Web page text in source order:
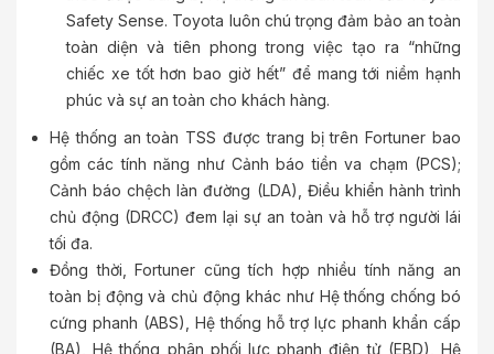
Safety Sense. Toyota luôn chú trọng đảm bảo an toàn
toàn diện và tiên phong trong việc tạo ra “những
chiếc xe tốt hơn bao giờ hết” để mang tới niềm hạnh
phúc và sự an toàn cho khách hàng.
Hệ thống an toàn TSS được trang bị trên Fortuner bao
gồm các tính năng như Cảnh báo tiền va chạm (PCS);
Cảnh báo chệch làn đường (LDA), Điều khiển hành trình
chủ động (DRCC) đem lại sự an toàn và hỗ trợ người lái
tối đa.
Đồng thời, Fortuner cũng tích hợp nhiều tính năng an
toàn bị động và chủ động khác như Hệ thống chống bó
cứng phanh (ABS), Hệ thống hỗ trợ lực phanh khẩn cấp
(BA), Hệ thống phân phối lực phanh điện tử (EBD), Hệ